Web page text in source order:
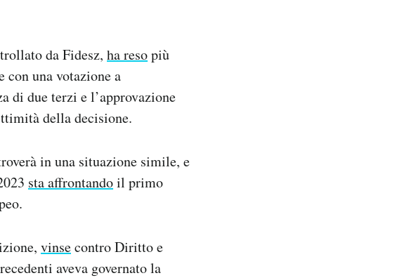
da Fidesz, ha resopiù
una votazione a
di due terzi e l’approvazione
della decisione.
in una situazione simile, e
sta affrontandoil primo
vinsecontro Diritto e
aveva governato la